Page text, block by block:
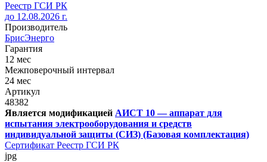
Реестр ГСИ РК
до 12.08.2026 г.
Производитель
БрисЭнерго
Гарантия
12 мес
Межповерочный интервал
24 мес
Артикул
48382
Является модификацией АИСТ 10 — аппарат для
испытания электрооборудования и средств
индивидуальной защиты (СИЗ) (Базовая комплектация)
Сертификат Реестр ГСИ РК
jpg